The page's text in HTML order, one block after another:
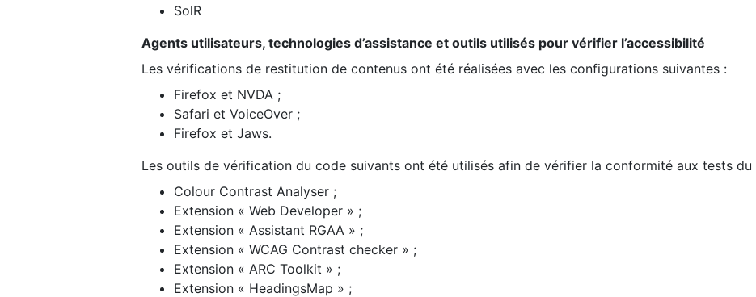
SolR
Agents utilisateurs, technologies d’assistance et outils utilisés pour vérifier l’accessibilité
Les vérifications de restitution de contenus ont été réalisées avec les configurations suivantes :
Firefox et NVDA ;
Safari et VoiceOver ;
Firefox et Jaws.
Les outils de vérification du code suivants ont été utilisés afin de vérifier la conformité aux tests du
Colour Contrast Analyser ;
Extension « Web Developer » ;
Extension « Assistant RGAA » ;
Extension « WCAG Contrast checker » ;
Extension « ARC Toolkit » ;
Extension « HeadingsMap » ;